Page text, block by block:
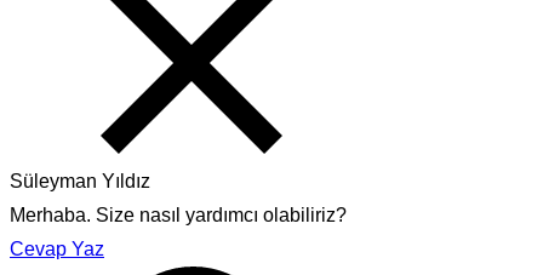
Süleyman Yıldız
Merhaba. Size nasıl yardımcı olabiliriz?
Cevap Yaz